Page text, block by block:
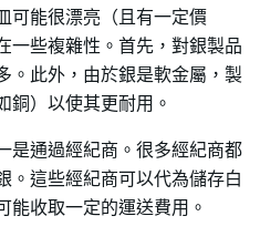
可能很漂亮（且有一定價
一些複雜性。首先，對銀製品
。此外，由於銀是軟金屬，製
銅）以使其更耐用。
是通過經紀商。很多經紀商都
。這些經紀商可以代為儲存白
能收取一定的運送費用。